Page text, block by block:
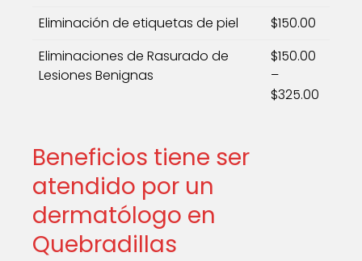
Eliminación de etiquetas de piel
$150.00
Eliminaciones de Rasurado de
Lesiones Benignas
$150.00
–
$325.00
Beneficios tiene ser
atendido por un
dermatólogo en
Quebradillas